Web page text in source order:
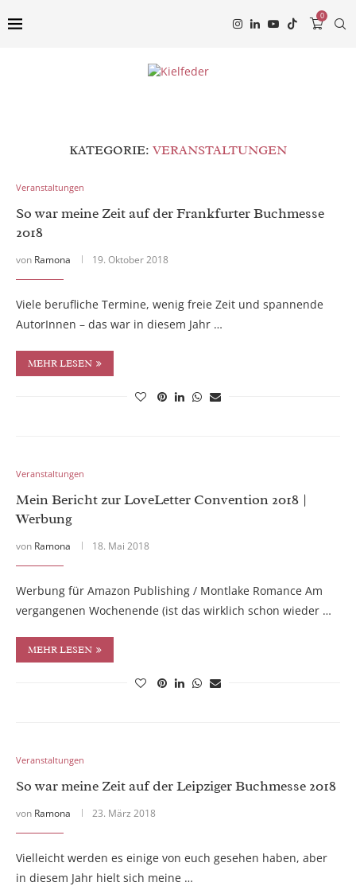
0
KATEGORIE: VERANSTALTUNGEN
Veranstaltungen
So war meine Zeit auf der Frankfurter Buchmesse
2018
von Ramona 19. Oktober 2018
Viele berufliche Termine, wenig freie Zeit und spannende
AutorInnen – das war in diesem Jahr …
MEHR LESEN
Veranstaltungen
Mein Bericht zur LoveLetter Convention 2018 |
Werbung
von Ramona 18. Mai 2018
Werbung für Amazon Publishing / Montlake Romance Am
vergangenen Wochenende (ist das wirklich schon wieder …
MEHR LESEN
Veranstaltungen
So war meine Zeit auf der Leipziger Buchmesse 2018
von Ramona 23. März 2018
Vielleicht werden es einige von euch gesehen haben, aber
in diesem Jahr hielt sich meine …